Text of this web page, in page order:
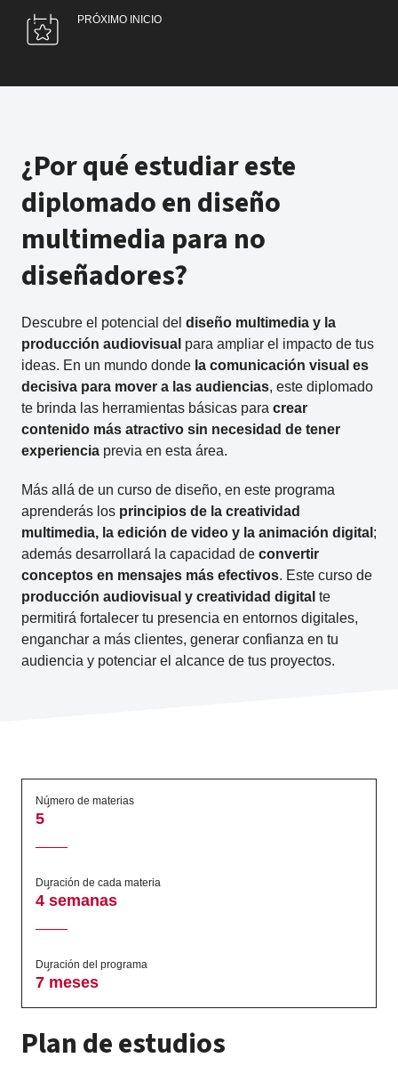
PRÓXIMO INICIO
¿Por qué estudiar este
diplomado en diseño
multimedia para no
diseñadores?
Descubre el potencial del diseño multimedia y la
producción audiovisual para ampliar el impacto de tus
ideas. En un mundo donde la comunicación visual es
decisiva para mover a las audiencias, este diplomado
te brinda las herramientas básicas para crear
contenido más atractivo sin necesidad de tener
experiencia previa en esta área.
Más allá de un curso de diseño, en este programa
aprenderás los principios de la creatividad
multimedia, la edición de video y la animación digital ;
además desarrollará la capacidad de convertir
conceptos en mensajes más efectivos. Este curso de
producción audiovisual y creatividad digital te
permitirá fortalecer tu presencia en entornos digitales,
enganchar a más clientes, generar confianza en tu
audiencia y potenciar el alcance de tus proyectos.
Número de materias
5
Duración de cada materia
4 semanas
Duración del programa
7 meses
Plan de estudios